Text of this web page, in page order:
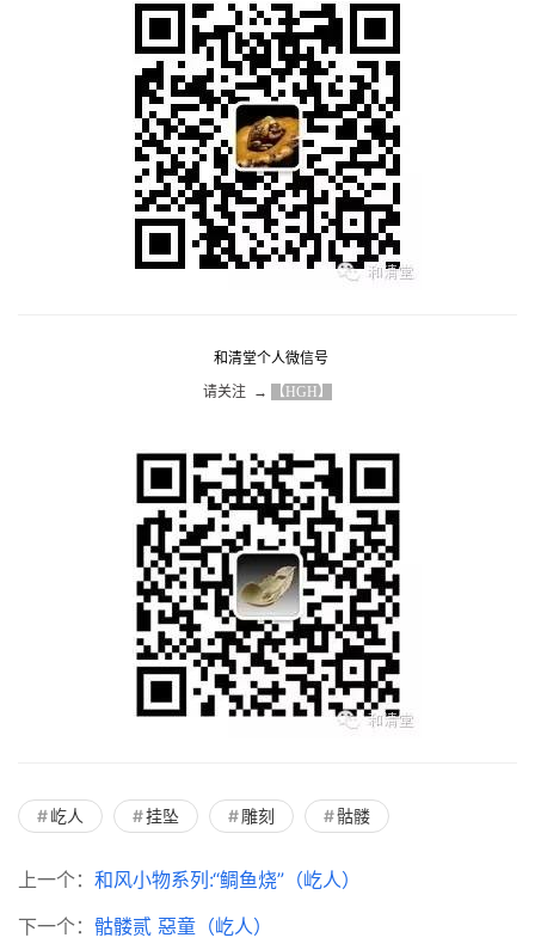
和清堂个人微信号
请关注  → 【HGH】
屹人 挂坠 雕刻 骷髅
上一个： 和风小物系列:“鲷鱼烧”（屹人）
下一个： 骷髅贰 惡童（屹人）